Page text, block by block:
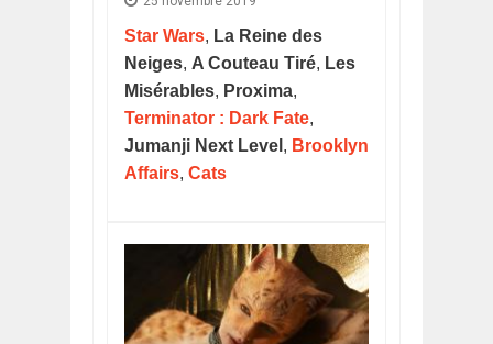
Star Wars, La Reine des
Neiges, A Couteau Tiré, Les
Misérables, Proxima,
Terminator : Dark Fate,
Jumanji Next Level , Brooklyn
Affairs, Cats